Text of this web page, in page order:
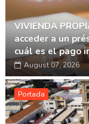
VIVIENDA
acceder a un
cuál es el pago
August 07, 2026
Portada